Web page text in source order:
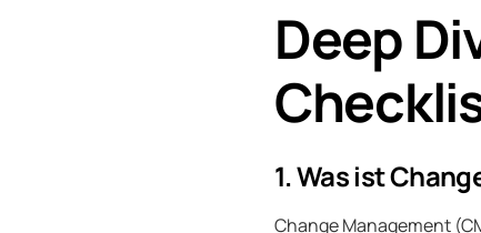
Deep
1. Was ist
Change Management